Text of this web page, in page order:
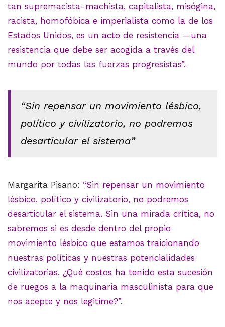
tan supremacista-machista, capitalista, misógina,
racista, homofóbica e imperialista como la de los
Estados Unidos, es un acto de resistencia —una
resistencia que debe ser acogida a través del
mundo por todas las fuerzas progresistas”.
“Sin repensar un movimiento lésbico,
político y civilizatorio, no podremos
desarticular el sistema”
Margarita Pisano: “Sin repensar un movimiento
lésbico, político y civilizatorio, no podremos
desarticular el sistema. Sin una mirada crítica, no
sabremos si es desde dentro del propio
movimiento lésbico que estamos traicionando
nuestras políticas y nuestras potencialidades
civilizatorias. ¿Qué costos ha tenido esta sucesión
de ruegos a la maquinaria masculinista para que
nos acepte y nos legitime?”.